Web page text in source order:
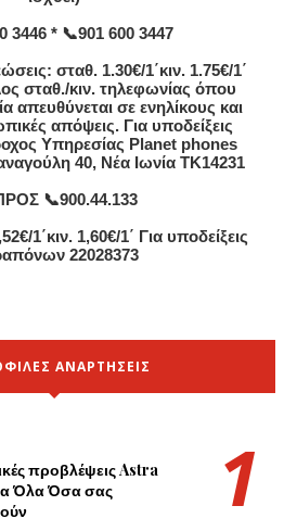
3446 * 📞901 600 3447
σταθ. 1.30€/1΄κιν. 1.75€/1΄
σταθ./κιν. τηλεφωνίας όπου
απευθύνεται σε ενηλίκους και
απόψεις. Για υποδείξεις
Υπηρεσίας Planet phones
40, Νέα Ιωνία TK14231
📞900.44.133
1΄κιν. 1,60€/1΄ Για υποδείξεις
22028373
ΑΝΑΡΤΗΣΕΙΣ
προβλέψεις Astra
Όλα Όσα σας